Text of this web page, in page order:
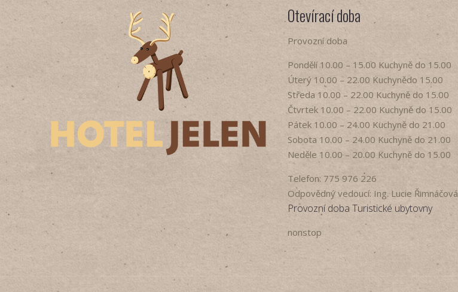
Otevírací doba
Provozní doba
Pondělí​ 10.00 – 15.00​​ Kuchyně do 15.00
Úterý ​10.00 – 22.00​​ Kuchynědo 15.00
Středa ​10.00 – 22.00 ​​Kuchyně do 15.00
Čtvrtek​ 10.00 – 22.00 ​​Kuchyně do 15.00
Pátek​ 10.00 – 24.00​​ Kuchyně do 21.00
Sobota ​10.00 – 24.00​​ Kuchyně do 21.00
Neděle ​10.00 – 20.00​​ Kuchyně do 15.00
Telefon: 775 976 226
Odpovědný vedoucí: Ing. Lucie Řimnáčová
Provozní doba Turistické ubytovny
nonstop